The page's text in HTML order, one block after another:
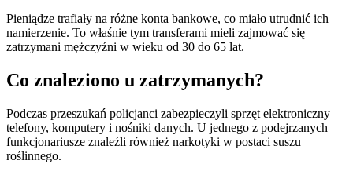
Pieniądze trafiały na różne konta bankowe, co miało utrudnić ich
namierzenie. To właśnie tym transferami mieli zajmować się
zatrzymani mężczyźni w wieku od 30 do 65 lat.
Co znaleziono u zatrzymanych?
Podczas przeszukań policjanci zabezpieczyli sprzęt elektroniczny –
telefony, komputery i nośniki danych. U jednego z podejrzanych
funkcjonariusze znaleźli również narkotyki w postaci suszu
roślinnego.